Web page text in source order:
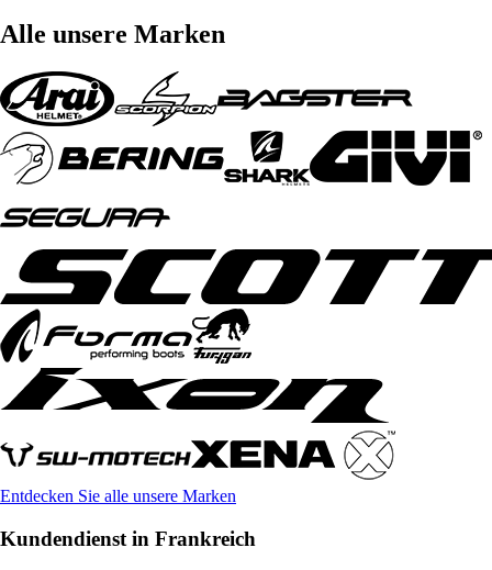
Alle unsere Marken
Entdecken Sie alle unsere Marken
Kundendienst in Frankreich